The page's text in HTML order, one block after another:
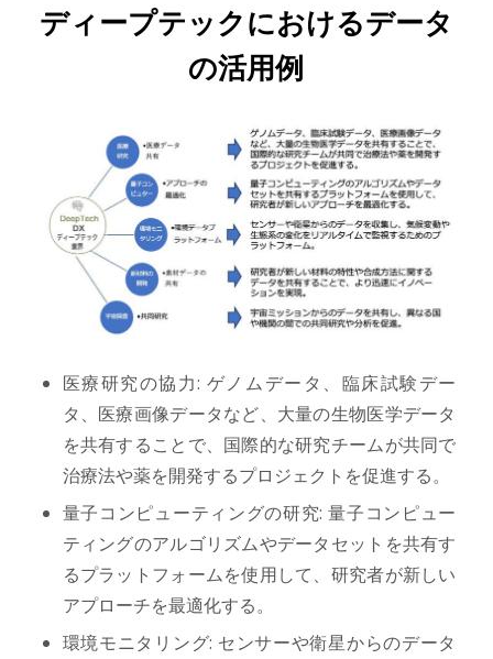
ディープテックにおけるデータ
の活用例
医療研究の協力: ゲノムデータ、臨床試験デー
タ、医療画像データなど、大量の生物医学データ
を共有することで、国際的な研究チームが共同で
治療法や薬を開発するプロジェクトを促進する。
量子コンピューティングの研究: 量子コンピュー
ティングのアルゴリズムやデータセットを共有す
るプラットフォームを使用して、研究者が新しい
アプローチを最適化する。
環境モニタリング: センサーや衛星からのデータ